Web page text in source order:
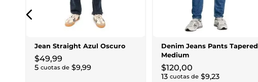
Jean Straight Azul Oscuro
$49,99
5 cuotas de $9,99
Denim Jeans Pants Tapered
Medium
$120,00
13 cuotas de $9,23